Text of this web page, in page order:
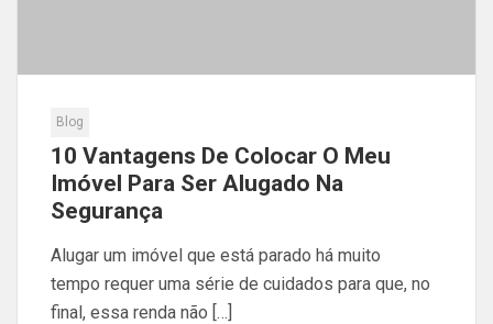
Blog
10 Vantagens De Colocar O Meu
Imóvel Para Ser Alugado Na
Segurança
Alugar um imóvel que está parado há muito
tempo requer uma série de cuidados para que, no
final, essa renda não […]